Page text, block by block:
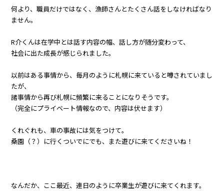
何より、職員だけではなく、漁師さんとたくさん話をしなければなり
ません。
R介くんは在学中とは話す内容の幅、話し方が随分変わって、
社会に出た成長が感じられました。
以前はある事情から、毎月のように札幌に来ていると噂されていまし
たが、
諸事情から再び札幌に頻繁に来ることになりそうです。
（完全にプライベート情報なので、内容は伏せます）
くれぐれも、車の事故には気をつけて。
桑園（？）に行くついでにでも、また遊びに来てくださいね！
なんだか、ここ最近、連日のように卒業生が遊びに来てくれます。